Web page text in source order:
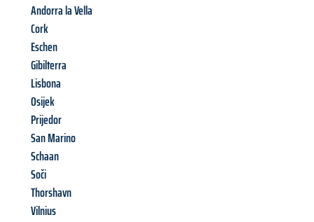
Andorra la Vella
Cork
Eschen
Gibilterra
Lisbona
Osijek
Prijedor
San Marino
Schaan
Soči
Thorshavn
Vilnius